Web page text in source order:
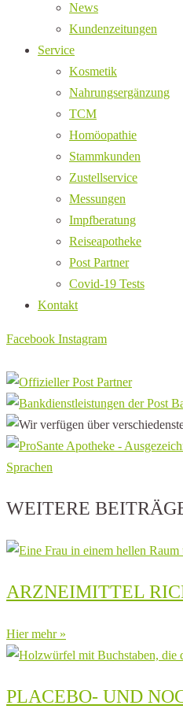
News
Kundenzeitungen
Service
Kosmetik
Nahrungsergänzung
TCM
Homöopathie
Stammkunden
Zustellservice
Messungen
Impfberatung
Reiseapotheke
Post Partner
Covid-19 Tests
Kontakt
Facebook Instagram
WEITERE
ARZNEIMITTEL
Hier mehr »
PLACEBO- UND